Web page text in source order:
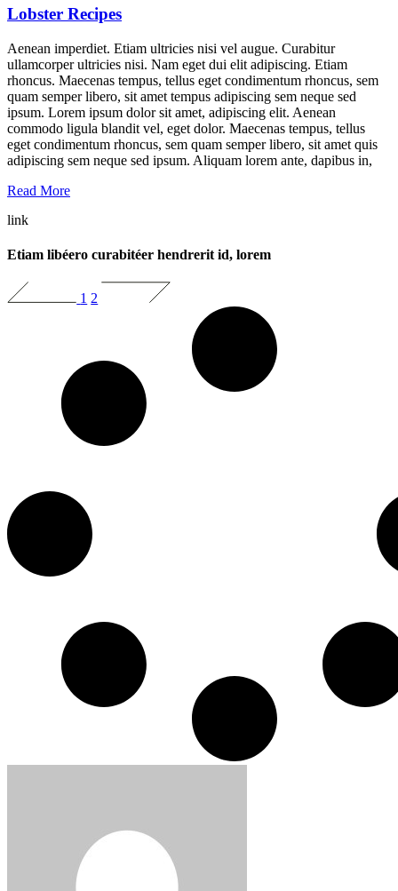
Lobster Recipes
Aenean imperdiet. Etiam ultricies nisi vel augue. Curabitur
ullamcorper ultricies nisi. Nam eget dui elit adipiscing. Etiam
rhoncus. Maecenas tempus, tellus eget condimentum rhoncus, sem
quam semper libero, sit amet tempus adipiscing sem neque sed
ipsum. Lorem ipsum dolor sit amet, adipiscing elit. Aenean
commodo ligula blandit vel, eget dolor. Maecenas tempus, tellus
eget condimentum rhoncus, sem quam semper libero, sit amet quis
adipiscing sem neque sed ipsum. Aliquam lorem ante, dapibus in,
Read More
link
Etiam libéero curabitéer hendrerit id, lorem
1 2